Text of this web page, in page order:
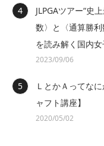
JLPGAツアー“史
数〉と〈通算勝
を読み解く国内女
2023/09/06
ＬとかＡってな
ャフト講座】
2020/05/02